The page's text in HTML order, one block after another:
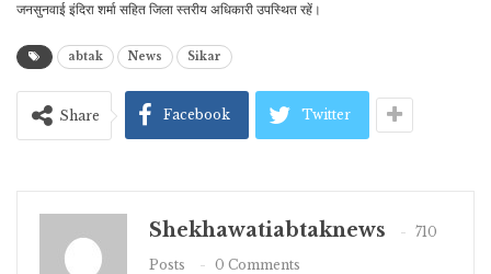
जनसुनवाई इंदिरा शर्मा सहित जिला स्तरीय अधिकारी उपस्थित रहें।
abtak News Sikar
Share Facebook Twitter
Shekhawatiabtaknews
710
Posts
0 Comments